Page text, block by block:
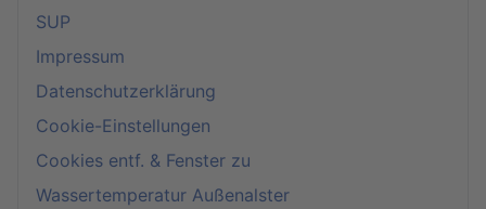
SUP
Impressum
Datenschutzerklärung
Cookie-Einstellungen
Cookies entf. & Fenster zu
Wassertemperatur Außenalster